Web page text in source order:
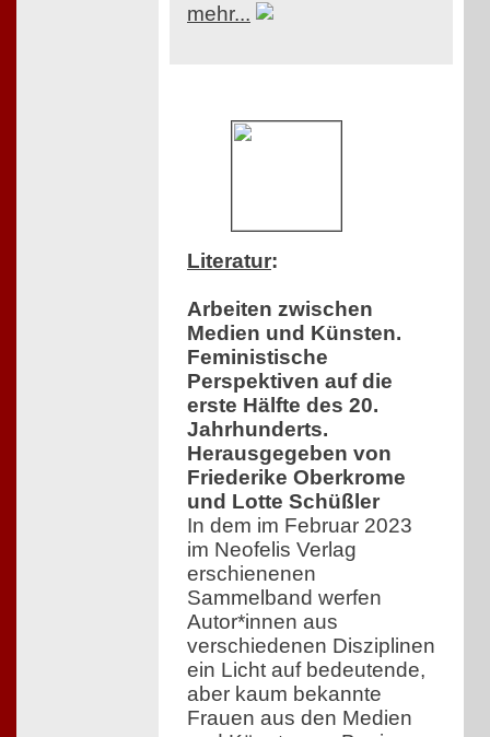
mehr...
Literatur:
Arbeiten zwischen
Medien und Künsten.
Feministische
Perspektiven auf die
erste Hälfte des 20.
Jahrhunderts.
Herausgegeben von
Friederike Oberkrome
und Lotte Schüßler
In dem im Februar 2023
im Neofelis Verlag
erschienenen
Sammelband werfen
Autor*innen aus
verschiedenen Disziplinen
ein Licht auf bedeutende,
aber kaum bekannte
Frauen aus den Medien